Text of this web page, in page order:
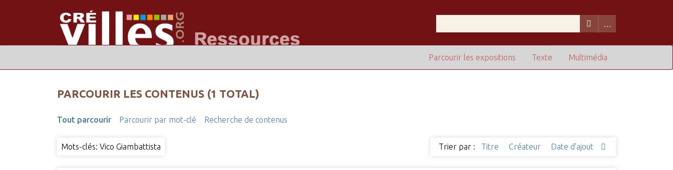
Multimédia
Texte
Parcourir les expositions
PARCOURIR LES CONTENUS (1 TOTAL)
Tout parcourir Parcourir par mot-clé Recherche de contenus
Mots-clés: Vico Giambattista Trier par : Titre Créateur Date d'ajout